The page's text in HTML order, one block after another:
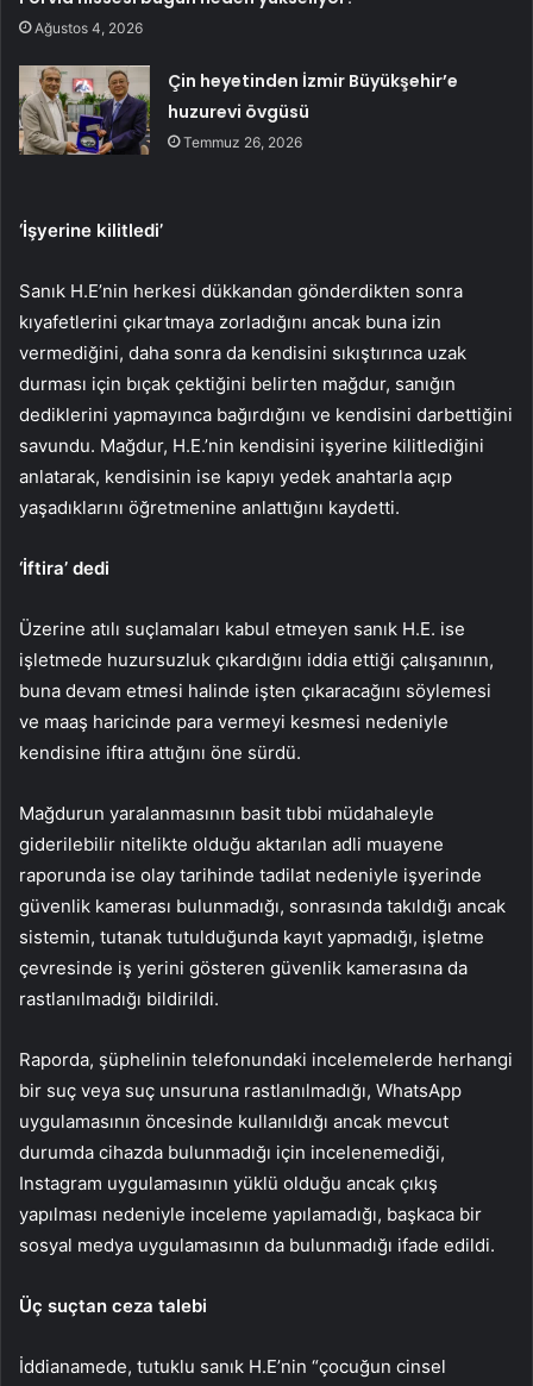
Ağustos 4, 2026
Çin heyetinden İzmir Büyükşehir’e
huzurevi övgüsü
Temmuz 26, 2026
‘İşyerine kilitledi’
Sanık H.E’nin herkesi dükkandan gönderdikten sonra
kıyafetlerini çıkartmaya zorladığını ancak buna izin
vermediğini, daha sonra da kendisini sıkıştırınca uzak
durması için bıçak çektiğini belirten mağdur, sanığın
dediklerini yapmayınca bağırdığını ve kendisini darbettiğini
savundu. Mağdur, H.E.’nin kendisini işyerine kilitlediğini
anlatarak, kendisinin ise kapıyı yedek anahtarla açıp
yaşadıklarını öğretmenine anlattığını kaydetti.
‘İftira’ dedi
Üzerine atılı suçlamaları kabul etmeyen sanık H.E. ise
işletmede huzursuzluk çıkardığını iddia ettiği çalışanının,
buna devam etmesi halinde işten çıkaracağını söylemesi
ve maaş haricinde para vermeyi kesmesi nedeniyle
kendisine iftira attığını öne sürdü.
Mağdurun yaralanmasının basit tıbbi müdahaleyle
giderilebilir nitelikte olduğu aktarılan adli muayene
raporunda ise olay tarihinde tadilat nedeniyle işyerinde
güvenlik kamerası bulunmadığı, sonrasında takıldığı ancak
sistemin, tutanak tutulduğunda kayıt yapmadığı, işletme
çevresinde iş yerini gösteren güvenlik kamerasına da
rastlanılmadığı bildirildi.
Raporda, şüphelinin telefonundaki incelemelerde herhangi
bir suç veya suç unsuruna rastlanılmadığı, WhatsApp
uygulamasının öncesinde kullanıldığı ancak mevcut
durumda cihazda bulunmadığı için incelenemediği,
Instagram uygulamasının yüklü olduğu ancak çıkış
yapılması nedeniyle inceleme yapılamadığı, başkaca bir
sosyal medya uygulamasının da bulunmadığı ifade edildi.
Üç suçtan ceza talebi
İddianamede, tutuklu sanık H.E’nin “çocuğun cinsel